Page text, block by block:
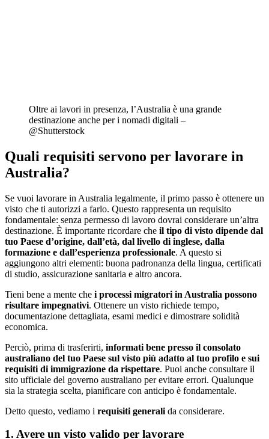
Oltre ai lavori in presenza, l’Australia è una grande
destinazione anche per i nomadi digitali –
@Shutterstock
Quali requisiti servono per lavorare in
Australia?
Se vuoi lavorare in Australia legalmente, il primo passo è ottenere un
visto che ti autorizzi a farlo. Questo rappresenta un requisito
fondamentale: senza permesso di lavoro dovrai considerare un’altra
destinazione. È importante ricordare che il tipo di visto dipende dal
tuo Paese d’origine, dall’età, dal livello di inglese, dalla
formazione e dall’esperienza professionale. A questo si
aggiungono altri elementi: buona padronanza della lingua, certificati
di studio, assicurazione sanitaria e altro ancora.
Tieni bene a mente che i processi migratori in Australia possono
risultare impegnativi. Ottenere un visto richiede tempo,
documentazione dettagliata, esami medici e dimostrare solidità
economica.
Perciò, prima di trasferirti, informati bene presso il consolato
australiano del tuo Paese sul visto più adatto al tuo profilo e sui
requisiti di immigrazione da rispettare. Puoi anche consultare il
sito ufficiale del governo australiano per evitare errori. Qualunque
sia la strategia scelta, pianificare con anticipo è fondamentale.
Detto questo, vediamo i requisiti generali da considerare.
1. Avere un visto valido per lavorare